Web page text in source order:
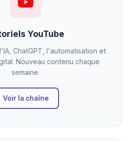
YouTube
ChatGPT, l'automatisation et
Nouveau contenu chaque
semaine.
Voir la chaîne